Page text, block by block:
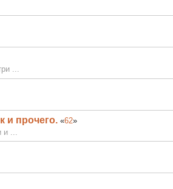
...
и прочего. «62»
...